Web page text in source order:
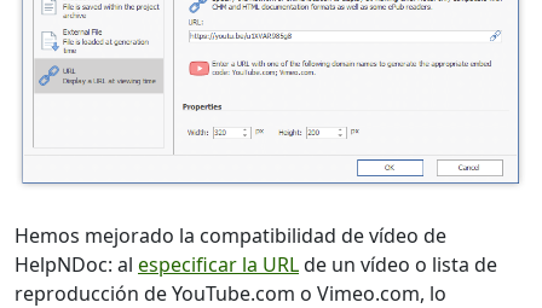
Hemos mejorado la compatibilidad de vídeo de
HelpNDoc: al especificar la URLde un vídeo o lista de
reproducción de YouTube.com o Vimeo.com, lo